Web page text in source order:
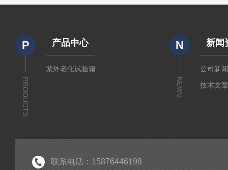
P
PRODUCTS
产品中心
紫外老化试验箱
N
NEWS
新闻
公司新
技术文
联系电话：15876446198